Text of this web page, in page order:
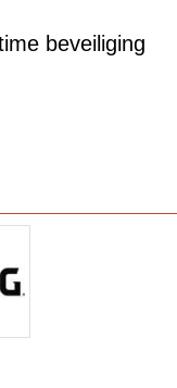
beveiliging